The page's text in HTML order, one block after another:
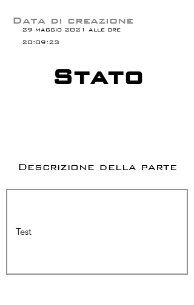
29 maggio 2021 alle ore
20:09:23
Data di creazione
Stato
Descrizione della parte